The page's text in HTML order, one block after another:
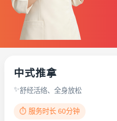
中式推拿
舒经活络、全身放松
⏱️ 服务时长 60分钟